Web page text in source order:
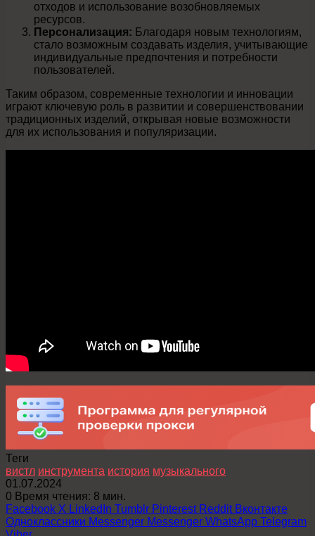
отходов и использование возобновляемых
ресурсов.
Персонализация: Благодаря новым технологиям,
стало возможным создавать изделия, учитывающие
индивидуальные предпочтения и потребности
пользователей.
Таким образом, современные технологии и инновации
играют ключевую роль в развитии и совершенствовании
традиционных изделий, открывая новые возможности
для их использования и популяризации.
Теги
вистл инструмента история музыкального
01.07.2024
0 Время чтения: 8 мин.
Facebook X LinkedIn Tumblr Pinterest Reddit Вконтакте
Одноклассники Messenger Messenger WhatsApp Telegram